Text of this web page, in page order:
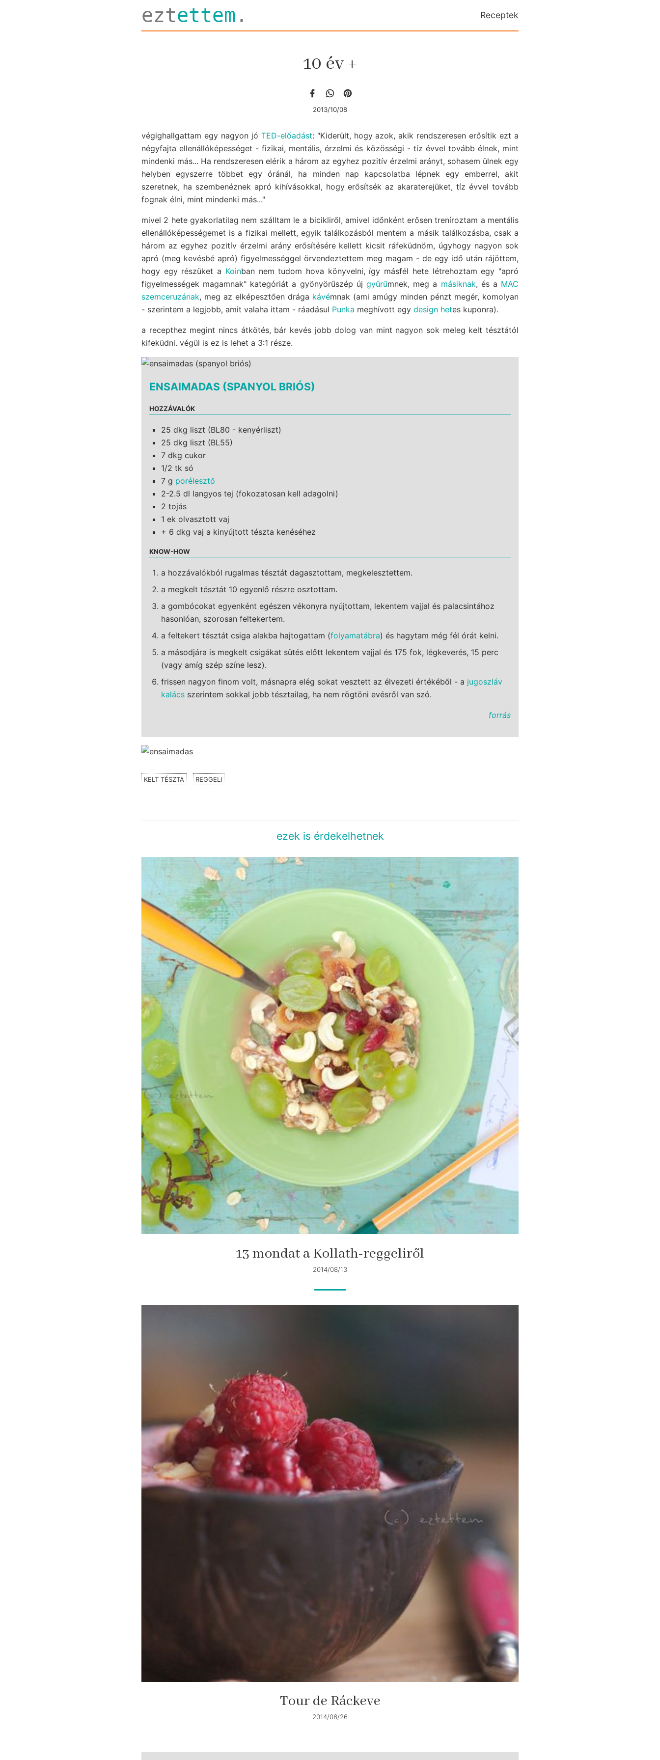
eztettem . Receptek
10 év +
2013/10/08
végighallgattam egy nagyon jó TED-előadást: "Kiderült, hogy azok, akik rendszeresen erősítik ezt a
négyfajta ellenállóképességet - fizikai, mentális, érzelmi és közösségi - tíz évvel tovább élnek, mint
mindenki más... Ha rendszeresen elérik a három az egyhez pozitív érzelmi arányt, sohasem ülnek egy
helyben egyszerre többet egy óránál, ha minden nap kapcsolatba lépnek egy emberrel, akit
szeretnek, ha szembenéznek apró kihívásokkal, hogy erősítsék az akaraterejüket, tíz évvel tovább
fognak élni, mint mindenki más..."
mivel 2 hete gyakorlatilag nem szálltam le a bicikliről, amivel időnként erősen treníroztam a mentális
ellenállóképességemet is a fizikai mellett, egyik találkozásból mentem a másik találkozásba, csak a
három az egyhez pozitív érzelmi arány erősítésére kellett kicsit ráfeküdnöm, úgyhogy nagyon sok
apró (meg kevésbé apró) figyelmességgel örvendeztettem meg magam - de egy idő után rájöttem,
hogy egy részüket a Koinban nem tudom hova könyvelni, így másfél hete létrehoztam egy "apró
figyelmességek magamnak" kategóriát a gyönyörűszép új gyűrűmnek, meg a másiknak, és a MAC
szemceruzának, meg az elképesztően drága kávémnak (ami amúgy minden pénzt megér, komolyan
- szerintem a legjobb, amit valaha ittam - ráadásul Punka meghívott egy design hetes kuponra).
a recepthez megint nincs átkötés, bár kevés jobb dolog van mint nagyon sok meleg kelt tésztától
kifeküdni. végül is ez is lehet a 3:1 része.
ENSAIMADAS (SPANYOL BRIÓS)
HOZZÁVALÓK
25 dkg liszt (BL80 - kenyérliszt)
25 dkg liszt (BL55)
7 dkg cukor
1/2 tk só
7 g porélesztő
2-2.5 dl langyos tej (fokozatosan kell adagolni)
2 tojás
1 ek olvasztott vaj
+ 6 dkg vaj a kinyújtott tészta kenéséhez
KNOW-HOW
a hozzávalókból rugalmas tésztát dagasztottam, megkelesztettem.
a megkelt tésztát 10 egyenlő részre osztottam.
a gombócokat egyenként egészen vékonyra nyújtottam, lekentem vajjal és palacsintához
hasonlóan, szorosan feltekertem.
a feltekert tésztát csiga alakba hajtogattam (folyamatábra) és hagytam még fél órát kelni.
a másodjára is megkelt csigákat sütés előtt lekentem vajjal és 175 fok, légkeverés, 15 perc
(vagy amíg szép színe lesz).
frissen nagyon finom volt, másnapra elég sokat vesztett az élvezeti értékéből - a jugoszláv
kalács szerintem sokkal jobb tésztailag, ha nem rögtöni evésről van szó.
forrás
KELT TÉSZTA REGGELI
ezek is érdekelhetnek
13 mondat a Kollath-reggeliről
2014/08/13
Tour de Ráckeve
2014/06/26